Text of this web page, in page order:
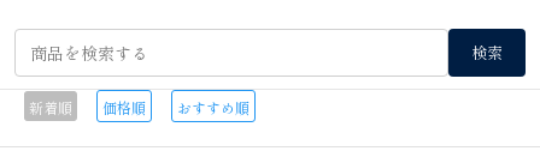
検索
新着順 価格順 おすすめ順